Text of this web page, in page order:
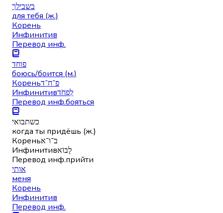
בשבילך
для тебя (ж.)
Корень
Инфинитив
Перевод инф.
פוחד
боюсь/боится (м.)
Кореньפ־ח־ד
Инфинитивלִפְחֹד
Перевод инф.бояться
כשתבואי
когда ты придёшь (ж.)
Кореньב־ו־א
Инфинитивלָבוֹא
Перевод инф.прийти
אותי
меня
Корень
Инфинитив
Перевод инф.